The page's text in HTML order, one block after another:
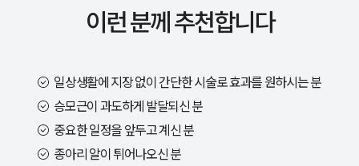
이런 분께 추천합니다
일상생활에 지장 없이 간단한 시술로 효과를 원하시는 분
승모근이 과도하게 발달되신 분
중요한 일정을 앞두고 계신 분
종아리 알이 튀어나오신 분